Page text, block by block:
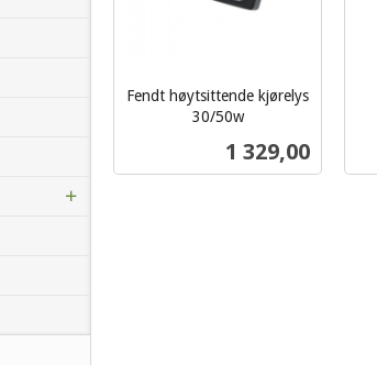
Fendt høytsittende kjørelys
30/50w
Pris
1 329,00